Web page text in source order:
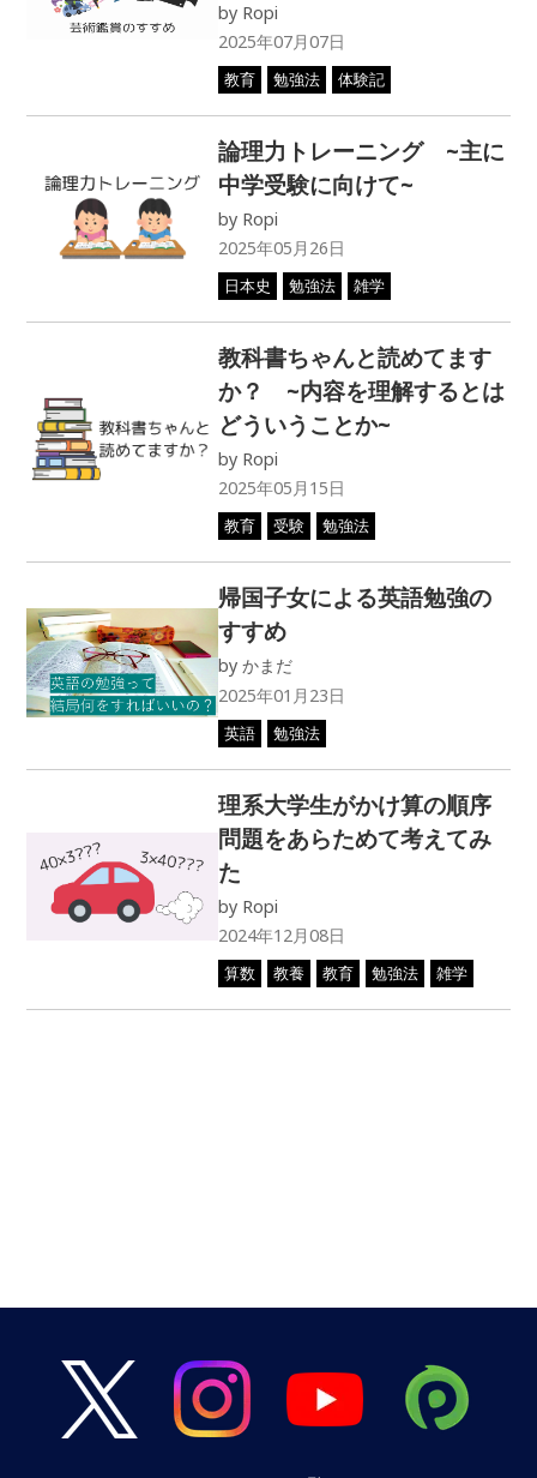
by Ropi
2025年07月07日
教育 勉強法 体験記
論理力トレーニング ~主に
中学受験に向けて~
by Ropi
2025年05月26日
日本史 勉強法 雑学
教科書ちゃんと読めてます
か？ ~内容を理解するとは
どういうことか~
by Ropi
2025年05月15日
教育 受験 勉強法
帰国子女による英語勉強の
すすめ
byかまだ
2025年01月23日
英語 勉強法
理系大学生がかけ算の順序
問題をあらためて考えてみ
た
by Ropi
2024年12月08日
算数 教養 教育 勉強法 雑学